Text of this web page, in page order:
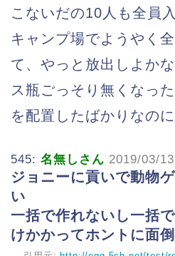
こないだの10人も全員
キャンプ場でようやく
て、やっと放出しよか
ス瓶ごっそり無くなっ
を配置したばかりなの
545: 名無しさん 2019/03/
ジョニーに貢いで動物
い
一括で作れないし一括
けかかってホントに面